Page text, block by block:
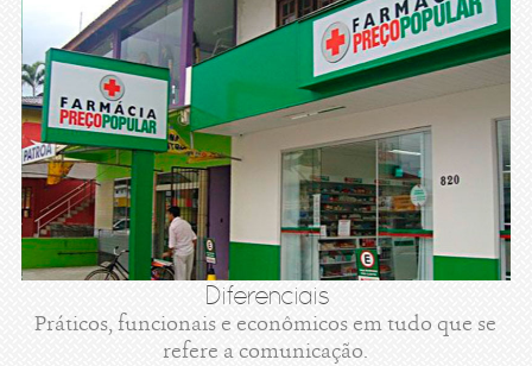
Diferenciais
Práticos, funcionais e econômicos em tudo que se
refere a comunicação.